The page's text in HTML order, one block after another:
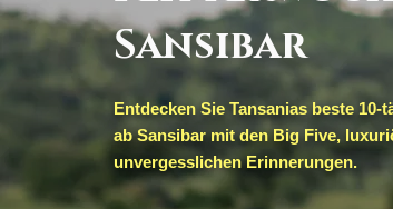
Sansibar
Entdecken Sie Tansanias beste
ab Sansibar mit den Big Five,
unvergesslichen Erinnerungen.